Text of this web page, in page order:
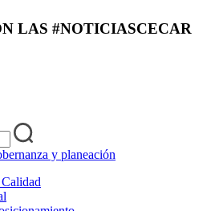
LAS #NOTICIASCECAR
y planeación